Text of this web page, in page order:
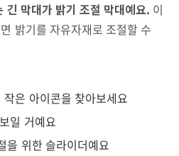
긴 막대가 밝기 조절 막대예요. 이
밝기를 자유자재로 조절할 수
은 아이콘을 찾아보세요
일 거예요
을 위한 슬라이더예요